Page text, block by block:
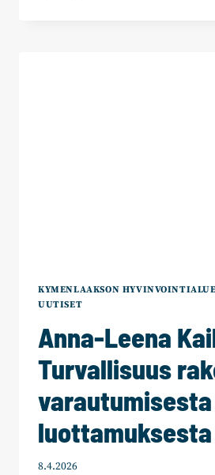
KYMENLAAKSON HYVINVOINTIALUE
UUTISET
Anna-Leena
Turvallisuus
luottamuksesta
8.4.2026